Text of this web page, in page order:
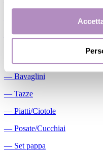
Conservalatte Materno
―Massaggiagengive
― Bavaglini
― Tazze
― Piatti/Ciotole
― Posate/Cucchiai
― Set pappa